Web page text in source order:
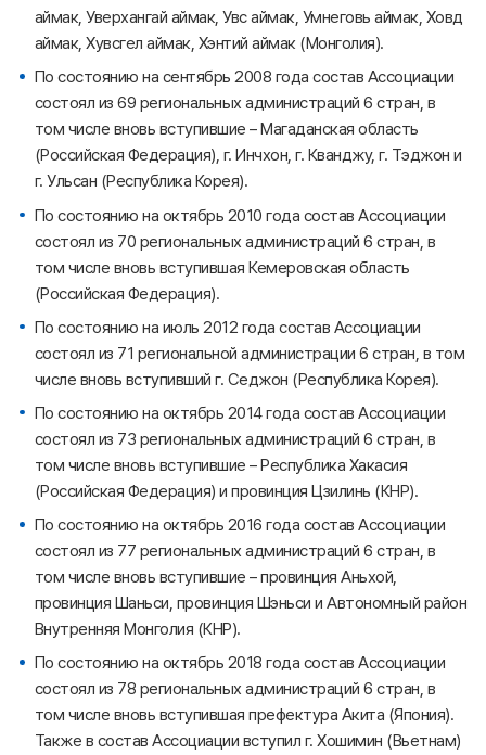
аймак, Уверхангай аймак, Увс аймак, Умнеговь аймак, Ховд
аймак, Хувсгел аймак, Хэнтий аймак (Монголия).
По состоянию на сентябрь 2008 года состав Ассоциации
состоял из 69 региональных администраций 6 стран, в
том числе вновь вступившие – Магаданская область
(Российская Федерация), г. Инчхон, г. Кванджу, г. Тэджон и
г. Ульсан (Республика Корея).
По состоянию на октябрь 2010 года состав Ассоциации
состоял из 70 региональных администраций 6 стран, в
том числе вновь вступившая Кемеровская область
(Российская Федерация).
По состоянию на июль 2012 года состав Ассоциации
состоял из 71 региональной администрации 6 стран, в том
числе вновь вступивший г. Седжон (Республика Корея).
По состоянию на октябрь 2014 года состав Ассоциации
состоял из 73 региональных администраций 6 стран, в
том числе вновь вступившие – Республика Хакасия
(Российская Федерация) и провинция Цзилинь (КНР).
По состоянию на октябрь 2016 года состав Ассоциации
состоял из 77 региональных администраций 6 стран, в
том числе вновь вступившие – провинция Аньхой,
провинция Шаньси, провинция Шэньси и Автономный район
Внутренняя Монголия (КНР).
По состоянию на октябрь 2018 года состав Ассоциации
состоял из 78 региональных администраций 6 стран, в
том числе вновь вступившая префектура Акита (Япония).
Также в состав Ассоциации вступил г. Хошимин (Вьетнам)